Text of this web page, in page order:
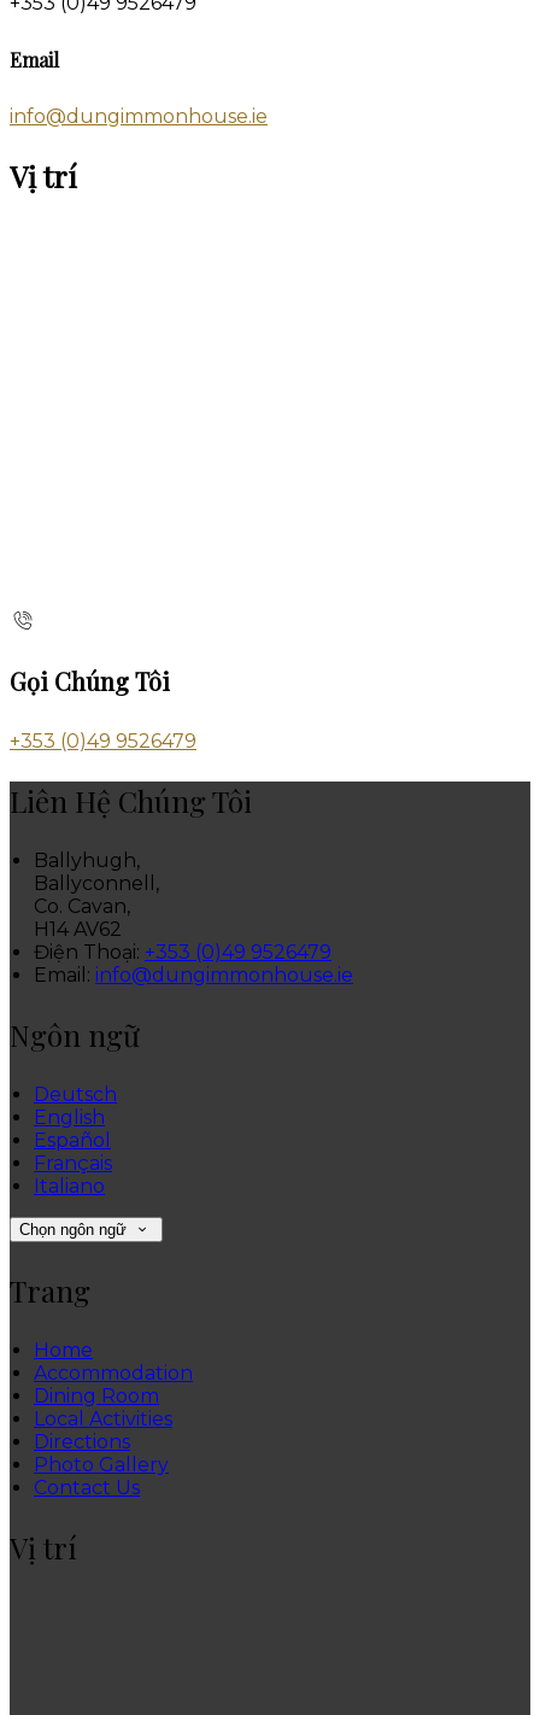
Email
info@dungimmonhouse.ie
Vị trí
Gọi Chúng Tôi
+353 (0)49 9526479
Liên Hệ Chúng Tôi
Ballyhugh,
Ballyconnell,
Co. Cavan,
H14 AV62
Điện Thoại: +353 (0)49 9526479
Email: info@dungimmonhouse.ie
Ngôn ngữ
Deutsch
English
Español
Français
Italiano
Chọn ngôn ngữ
Trang
Home
Accommodation
Dining Room
Local Activities
Directions
Photo Gallery
Contact Us
Vị trí